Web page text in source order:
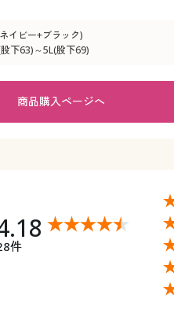
イビー+ブラック)
下63)～5L(股下69)
商品購入ページへ
件